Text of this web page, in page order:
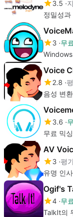
3.5
정밀성
3 무료
Voice
2.8
음성 변
3.6
무료 믹
AV
3 평
유명 인
Ogif's
4 무료
TalkIt의